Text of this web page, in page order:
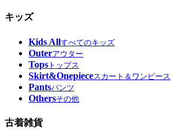
キッズ
Kids Allすべてのキッズ
Outerアウター
Tops トップス
Skirt&Onepieceスカート＆ワンピース
Pantsパンツ
Othersその他
古着雑貨